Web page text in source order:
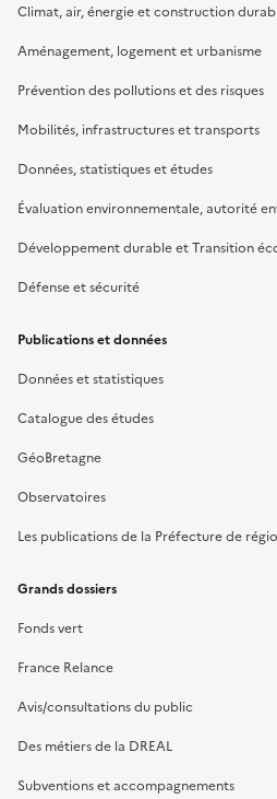
Climat, air, énergie et construction
Aménagement, logement et urbanisme
Prévention des pollutions et des risques
Mobilités, infrastructures et transports
Données, statistiques et études
Évaluation environnementale, autorité
Développement durable et Transition
Défense et sécurité
Publications et données
Données et statistiques
Catalogue des études
GéoBretagne
Observatoires
Les publications de la Préfecture de
Grands dossiers
Fonds vert
France Relance
Avis/consultations du public
Des métiers de la DREAL
Subventions et accompagnements